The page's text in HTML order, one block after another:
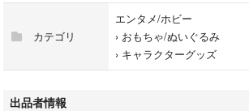
新品、未使用、未開封ですが
神経質な方はご遠慮ください。
カテゴリ
エンタメ/ホビー
› おもちゃ/ぬいぐるみ
› キャラクターグッズ
出品者情報